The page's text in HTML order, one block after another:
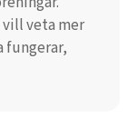
veta mer
fungerar,